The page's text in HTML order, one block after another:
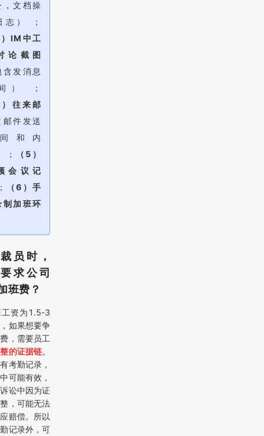
，文档操
志） ；
IM中工
论截图
含发消息
） ；
往来邮
邮件发送
和内
；
（5）
会议记
（6）手
制加班环
员时，
求公司
班费？
工资为1.5-3
如果想要争
，需要员工
的证据链。
考勤记录，
可能有效，
讼中因为证
，可能无法
赔偿。所以
记录外，可